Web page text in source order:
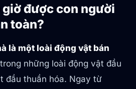
được con người
toàn?
là một loài động vật bán
những loài động vật đầu
đầu thuần hóa. Ngay từ